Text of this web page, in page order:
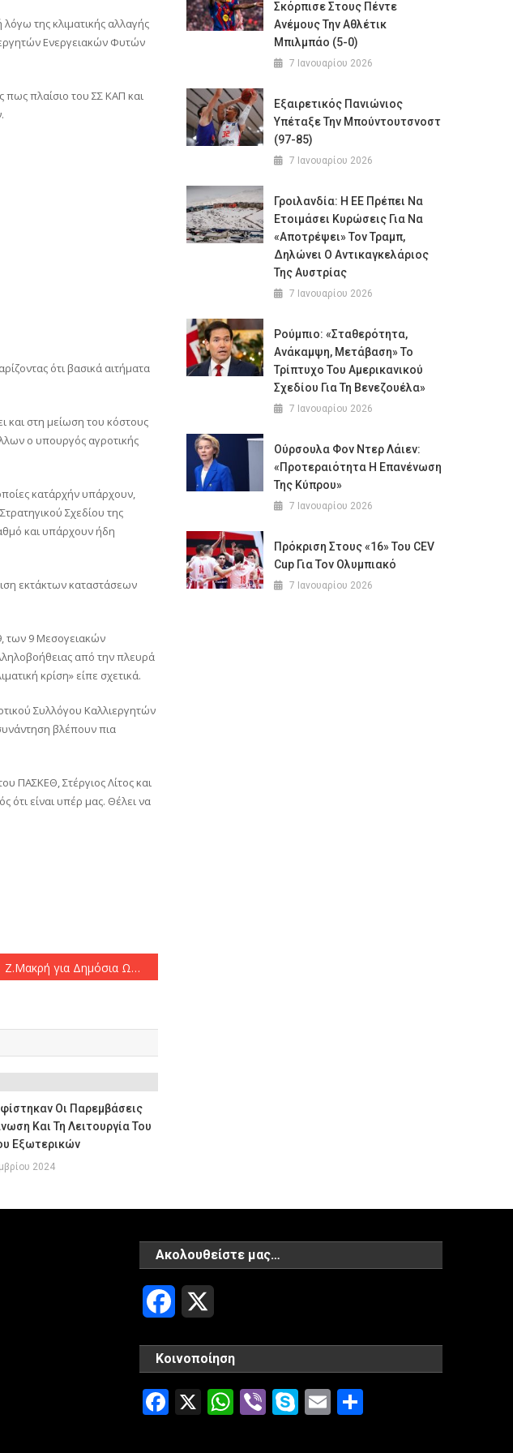
της κλιματικής αλλαγής
Ενεργειακών Φυτών
πως πλαίσιο του ΣΣ ΚΑΠ και
ότι βασικά αιτήματα
και στη μείωση του κόστους
ο υπουργός αγροτικής
κατ΄αρχήν υπάρχουν,
Σχεδίου της
και υπάρχουν ήδη
εκτάκτων καταστάσεων
των 9 Μεσογειακών
από την πλευρά
κρίση» είπε σχετικά.
Συλλόγου Καλλιεργητών
βλέπουν πια
ΠΑΣΚΕΘ, Στέργιος Λίτος και
ότι είναι υπέρ μας. Θέλει να
Ζ.Μακρή για Δημόσια Ωνάσεια Σχολεία: «Κεντρική επιλογή ίσες ευκαιρίες για όλους – Επιφυλάξεις και αντιρρήσεις από την αντιπολίτευση»
Οι Παρεμβάσεις
Και Τη Λειτουργία Του
Εξωτερικών
2024
Σκόρπισε Στους Πέντε
Ανέμους Την Αθλέτικ
Μπιλμπάο (5-0)
7 Ιανουαρίου 2026
Εξαιρετικός Πανιώνιος
Υπέταξε Την Μπούντουτσνοστ
(97-85)
7 Ιανουαρίου 2026
Γροιλανδία: Η ΕΕ Πρέπει Να
Ετοιμάσει Κυρώσεις Για Να
«αποτρέψει» Τον Τραμπ,
Δηλώνει Ο Αντικαγκελάριος
Της Αυστρίας
7 Ιανουαρίου 2026
Ρούμπιο: «Σταθερότητα,
Ανάκαμψη, Μετάβαση» Το
Τρίπτυχο Του Αμερικανικού
Σχεδίου Για Τη Βενεζουέλα»
7 Ιανουαρίου 2026
Ούρσουλα Φον Ντερ Λάιεν:
«Προτεραιότητα Η Επανένωση
Της Κύπρου»
7 Ιανουαρίου 2026
Πρόκριση Στους «16» Του CEV
Cup Για Τον Ολυμπιακό
7 Ιανουαρίου 2026
Ακολουθείστε μας…
Facebook
Κοινοποίηση
Facebook
X WhatsApp
ViberSkype
Email